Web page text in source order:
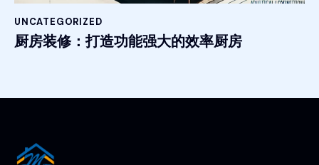
UNCATEGORIZED
厨房装修：打造功能强大的效率厨房